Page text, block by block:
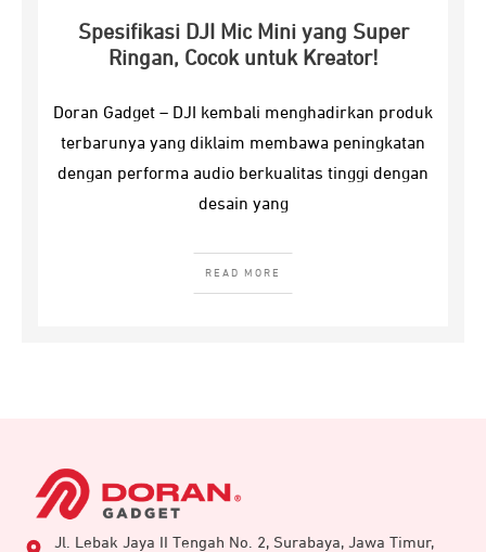
Spesifikasi DJI Mic Mini yang Super
Ringan, Cocok untuk Kreator!
Doran Gadget – DJI kembali menghadirkan produk
terbarunya yang diklaim membawa peningkatan
dengan performa audio berkualitas tinggi dengan
desain yang
READ MORE
Jl. Lebak Jaya II Tengah No. 2, Surabaya, Jawa Timur,